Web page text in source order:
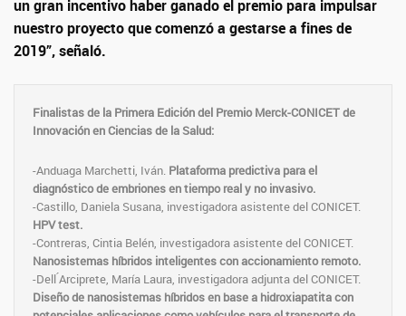
un gran incentivo haber ganado el premio para impulsar
nuestro proyecto que comenzó a gestarse a fines de
2019”, señaló.
Finalistas de la Primera Edición del Premio Merck-CONICET de
Innovación en Ciencias de la Salud:
-Anduaga Marchetti, Iván. Plataforma predictiva para el
diagnóstico de embriones en tiempo real y no invasivo.
-Castillo, Daniela Susana, investigadora asistente del CONICET.
HPV test.
-Contreras, Cintia Belén, investigadora asistente del CONICET.
Nanosistemas híbridos inteligentes con accionamiento remoto.
-Dell ́Arciprete, María Laura, investigadora adjunta del CONICET.
Diseño de nanosistemas híbridos en base a hidroxiapatita con